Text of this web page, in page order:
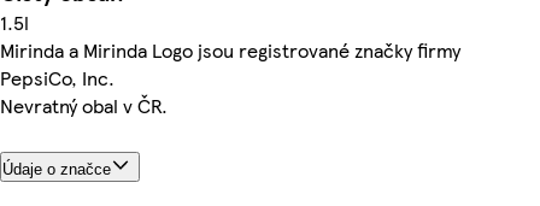
1.5l
Mirinda a Mirinda Logo jsou registrované značky firmy
PepsiCo, Inc.
Nevratný obal v ČR.
Údaje o značce